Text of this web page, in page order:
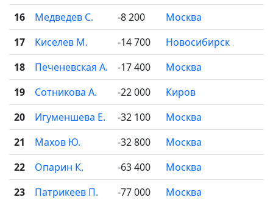
16
Медведев С. -8 200 Москва
17
Киселев М. -14 700 Новосибирск
18
Печеневская А. -17 400 Москва
19
Сотникова А. -22 000 Киров
20
Игуменшева Е. -32 100 Москва
21
Махов Ю. -32 800 Москва
22
Опарин К. -63 400 Москва
23
Патрикеев П. -77 000 Москва